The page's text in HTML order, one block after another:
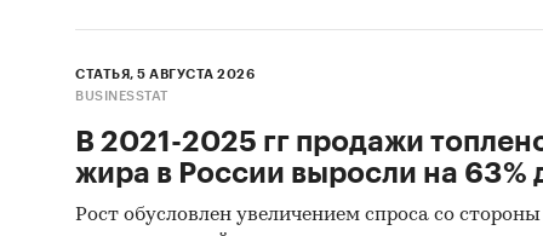
В
СТАТЬЯ, 5 АВГУСТА 2026
BUSINESSTAT
В 2021-2025 гг продажи
жира в России выросли на 63%
Рост обусловлен увеличением спроса со